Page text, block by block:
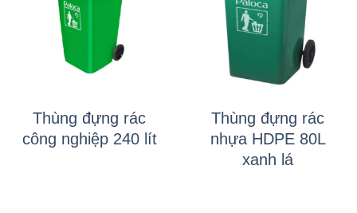
Thùng đựng rác
công nghiệp 240 lít
Thùng đựng rác
nhựa HDPE 80L
xanh lá